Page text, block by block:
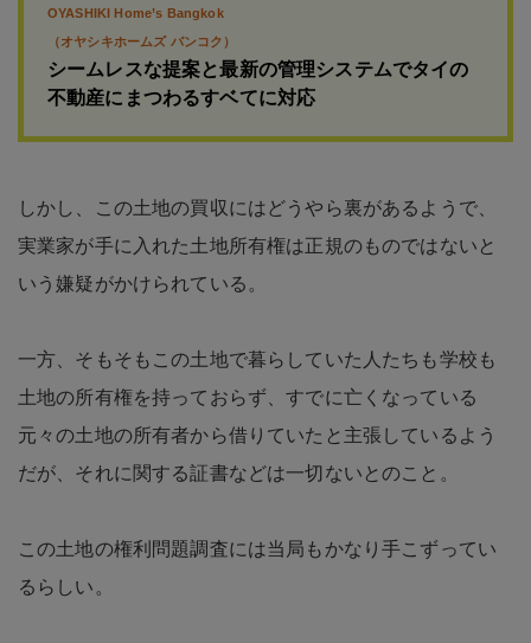
OYASHIKI Home’s Bangkok
（オヤシキホームズ バンコク）
シームレスな提案と最新の管理システムでタイの
不動産にまつわるすベてに対応
しかし、この土地の買収にはどうやら裏があるようで、
実業家が手に入れた土地所有権は正規のものではないと
いう嫌疑がかけられている。
一方、そもそもこの土地で暮らしていた人たちも学校も
土地の所有権を持っておらず、すでに亡くなっている
元々の土地の所有者から借りていたと主張しているよう
だが、それに関する証書などは一切ないとのこと。
この土地の権利問題調査には当局もかなり手こずってい
るらしい。